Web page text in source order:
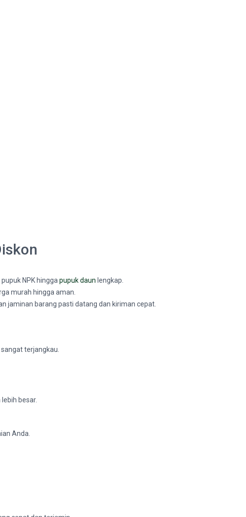
pupuk NPK hingga pupuk daun lengkap.
murah hingga aman.
jaminan barang pasti datang dan kiriman cepat.
terjangkau.
besar.
Anda.